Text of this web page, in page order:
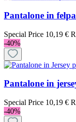
Pantalone in
Special Price 10,19 €
-40%
Pantalone in
Special Price 10,19 €
-40%